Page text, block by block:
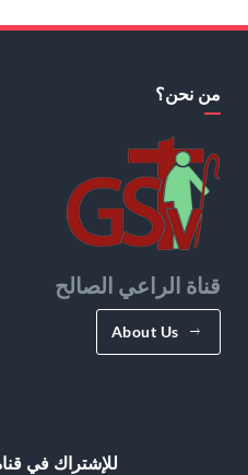
من نحن؟
قناة الراعي الصالح
About Us
للإشتراك في